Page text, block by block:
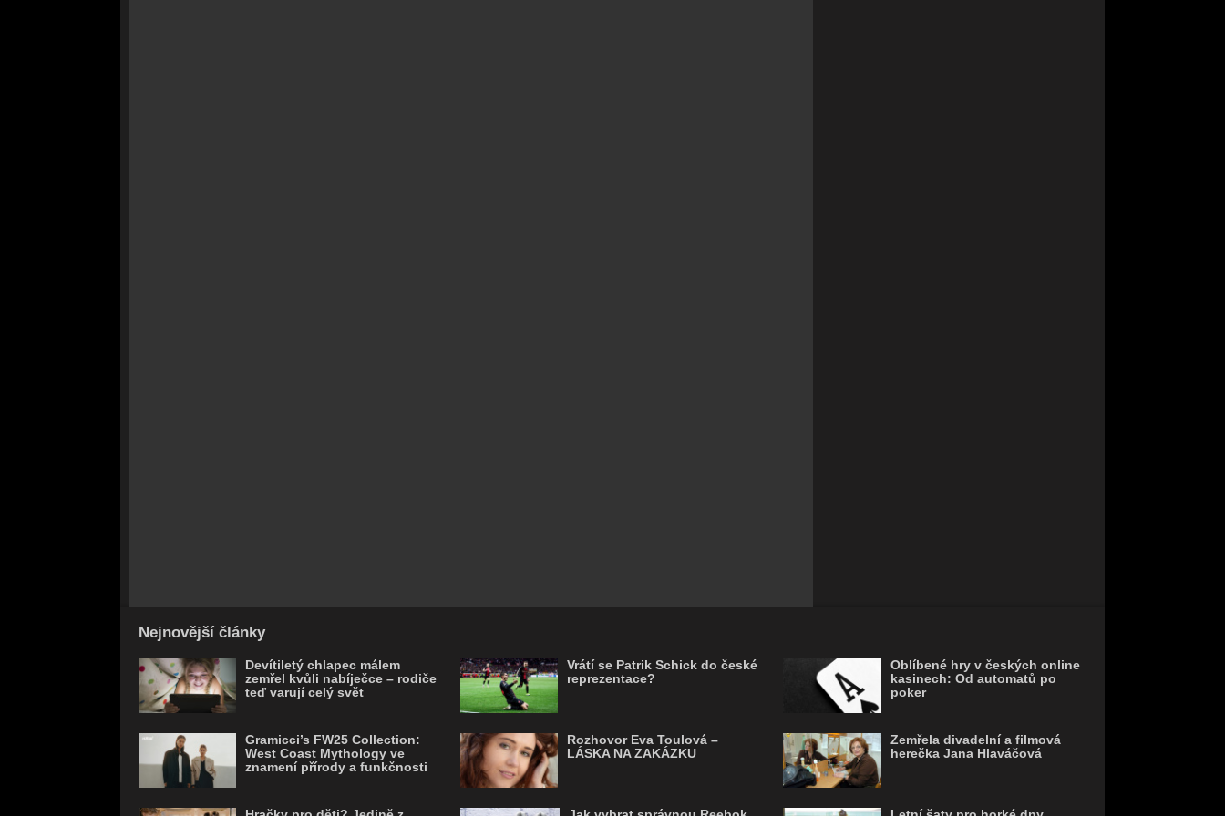
Nejnovější články
Devítiletý chlapec málem
zemřel kvůli nabíječce – rodiče
teď varují celý svět
Gramicci’s FW25 Collection:
West Coast Mythology ve
znamení přírody a funkčnosti
Vrátí se Patrik Schick do české
reprezentace?
Rozhovor Eva Toulová –
LÁSKA NA ZAKÁZKU
Oblíbené hry v českých online
kasinech: Od automatů po
poker
Zemřela divadelní a filmová
herečka Jana Hlaváčová